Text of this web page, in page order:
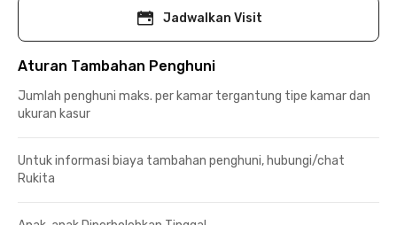
Jadwalkan Visit
Aturan Tambahan Penghuni
Jumlah penghuni maks. per kamar tergantung tipe kamar dan
ukuran kasur
Untuk informasi biaya tambahan penghuni, hubungi/chat
Rukita